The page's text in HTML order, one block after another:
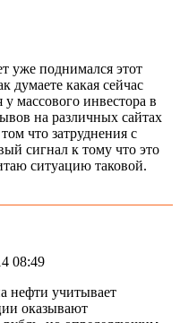
уже поднимался этот
думаете какая сейчас
у массового инвестора в
на различных сайтах
что затруднения с
сигнал к тому что это
ситуацию таковой.
08:49
нефти учитывает
оказывают